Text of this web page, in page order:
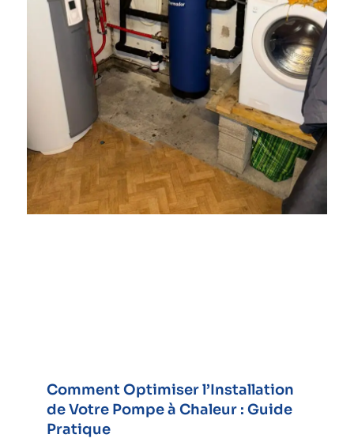
Comment Optimiser l’Installation
de Votre Pompe à Chaleur : Guide
Pratique